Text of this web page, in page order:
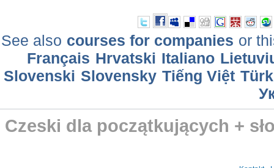
See also courses for companies or
Français Hrvatski Italiano
Slovenski Slovensky Tiếng Việt
Czeski dla początkujących +